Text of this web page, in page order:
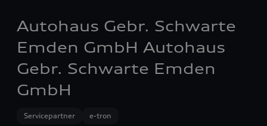
Autohaus Gebr. Schwarte
Emden GmbH Autohaus
Gebr. Schwarte Emden
GmbH
Servicepartner e-tron